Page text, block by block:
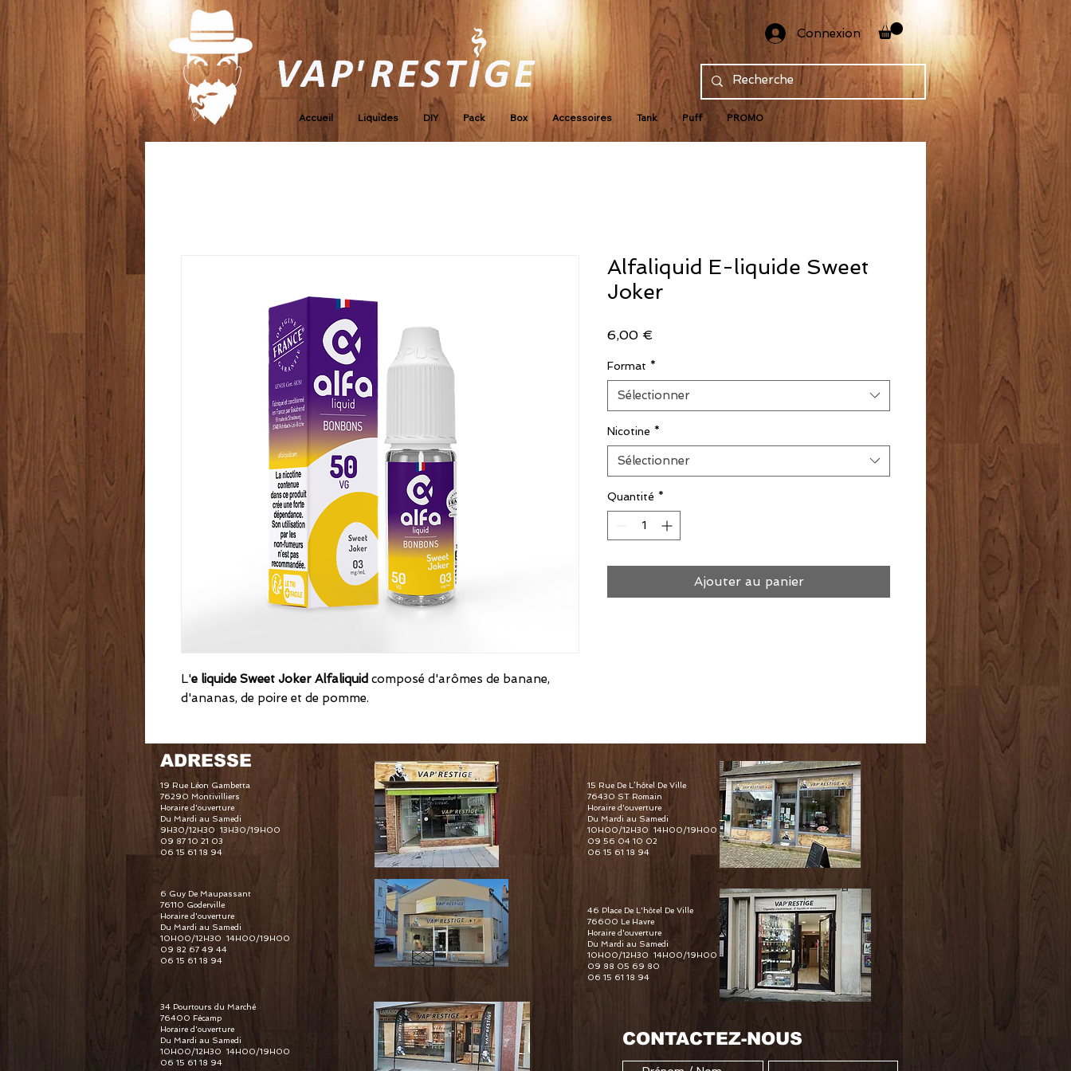
Accueil Liquides DIY Pack Box Accessoires Tank Puff PROMO
Connexion
L'e liquide Sweet Joker Alfaliquid composé d'arômes de banane,
d'ananas, de poire et de pomme.
Alfaliquid E-liquide Sweet
Joker
6,00 €
Format *
Sélectionner
Nicotine *
Sélectionner
Quantité *
Ajouter au panier
ADRESSE
19 Rue Léon Gambetta
76290 Montivilliers
Horaire d'ouverture
Du Mardi au Samedi
9H30/12H30 13H30/19H00
09 87 10 21 03
06 15 61 18 94
15 Rue De L’hôtel De Ville
76430 ST Romain
Horaire d'ouverture
Du Mardi au Samedi
10H00/12H30 14H00/19H00
09 56 04 10 02
06 15 61 18 94
6 Guy De Maupassant
76110 Goderville
Horaire d'ouverture
Du Mardi au Samedi
10H00/12H30 14H00/19H00
09 82 67 49 44
06 15 61 18 94
46 Place De L'hôtel De Ville
76600 Le Havre
Horaire d'ouverture
Du Mardi au Samedi
10H00/12H30 14H00/19H00
09 88 05 69 80
06 15 61 18 94
34 Pourtours du Marché
76400 Fécamp
Horaire d'ouverture
Du Mardi au Samedi
10H00/12H30 14H00/19H00
06 15 61 18 94
CONTACTEZ-NOUS